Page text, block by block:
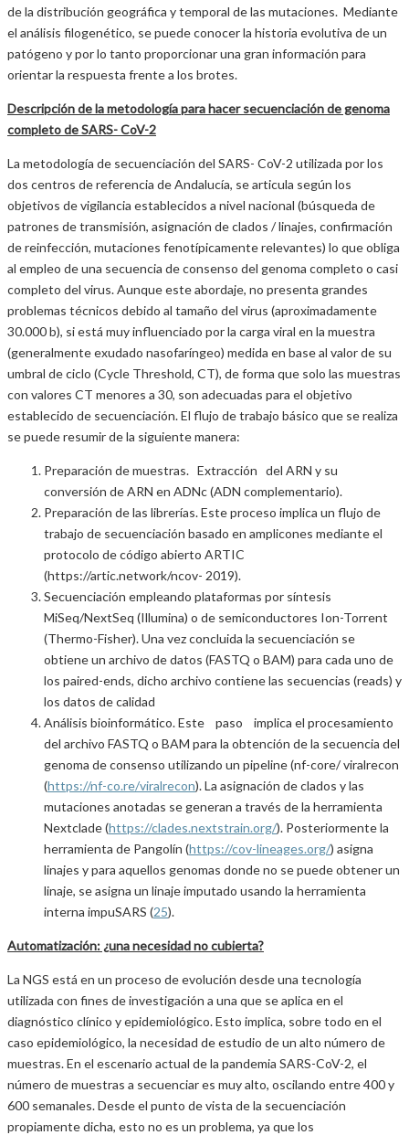
de la distribución geográfica y temporal de las mutaciones. Mediante
el análisis filogenético, se puede conocer la historia evolutiva de un
patógeno y por lo tanto proporcionar una gran información para
orientar la respuesta frente a los brotes.
Descripción de la metodología para hacer secuenciación de genoma
completo de SARS- CoV-2
La metodología de secuenciación del SARS- CoV-2 utilizada por los
dos centros de referencia de Andalucía, se articula según los
objetivos de vigilancia establecidos a nivel nacional (búsqueda de
patrones de transmisión, asignación de clados / linajes, confirmación
de reinfección, mutaciones fenotípicamente relevantes) lo que obliga
al empleo de una secuencia de consenso del genoma completo o casi
completo del virus. Aunque este abordaje, no presenta grandes
problemas técnicos debido al tamaño del virus (aproximadamente
30.000 b), si está muy influenciado por la carga viral en la muestra
(generalmente exudado nasofaríngeo) medida en base al valor de su
umbral de ciclo (Cycle Threshold, CT), de forma que solo las muestras
con valores CT menores a 30, son adecuadas para el objetivo
establecido de secuenciación. El flujo de trabajo básico que se realiza
se puede resumir de la siguiente manera:
Preparación de muestras. Extracción del ARN y su
conversión de ARN en ADNc (ADN complementario).
Preparación de las librerías. Este proceso implica un flujo de
trabajo de secuenciación basado en amplicones mediante el
protocolo de código abierto ARTIC
(https://artic.network/ncov- 2019).
Secuenciación empleando plataformas por síntesis
MiSeq/NextSeq (Illumina) o de semiconductores Ion-Torrent
(Thermo-Fisher). Una vez concluida la secuenciación se
obtiene un archivo de datos (FASTQ o BAM) para cada uno de
los paired-ends, dicho archivo contiene las secuencias (reads) y
los datos de calidad
Análisis bioinformático. Este paso implica el procesamiento
del archivo FASTQ o BAM para la obtención de la secuencia del
genoma de consenso utilizando un pipeline (nf-core/ viralrecon
(https://nf-co.re/viralrecon). La asignación de clados y las
mutaciones anotadas se generan a través de la herramienta
Nextclade (https://clades.nextstrain.org/). Posteriormente la
herramienta de Pangolín (https://cov-lineages.org/) asigna
linajes y para aquellos genomas donde no se puede obtener un
linaje, se asigna un linaje imputado usando la herramienta
interna impuSARS (25).
Automatización: ¿una necesidad no cubierta?
La NGS está en un proceso de evolución desde una tecnología
utilizada con fines de investigación a una que se aplica en el
diagnóstico clínico y epidemiológico. Esto implica, sobre todo en el
caso epidemiológico, la necesidad de estudio de un alto número de
muestras. En el escenario actual de la pandemia SARS-CoV-2, el
número de muestras a secuenciar es muy alto, oscilando entre 400 y
600 semanales. Desde el punto de vista de la secuenciación
propiamente dicha, esto no es un problema, ya que los